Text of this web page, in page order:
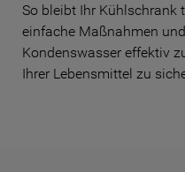
So bleibt Ihr Kühlschrank
einfache Maßnahmen
Kondenswasser effektiv
Ihrer Lebensmittel zu